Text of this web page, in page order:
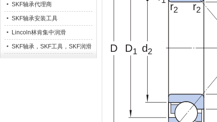
SKF轴承代理商
SKF轴承安装工具
Lincoln林肯集中润滑
SKF轴承，SKF工具，SKF润滑
系统